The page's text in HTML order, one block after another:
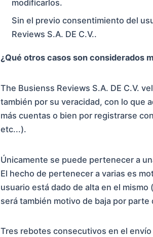
modificarlos.
Sin el previo consentimiento del
Reviews S.A. DE C.V..
¿Qué otros casos son considerados
The Busienss Reviews S.A. DE C.V.
también por su veracidad, con lo que
más cuentas o bien por registrarse
etc...).
Únicamente se puede pertenecer a
El hecho de pertenecer a varias es
usuario está dado de alta en el
será también motivo de baja por parte
Tres rebotes consecutivos en el